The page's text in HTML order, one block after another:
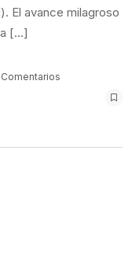
El avance milagroso
[…]